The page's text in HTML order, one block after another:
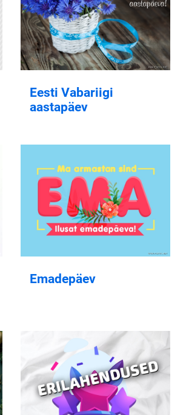
Eesti Vabariigi
aastapäev
Emadepäev